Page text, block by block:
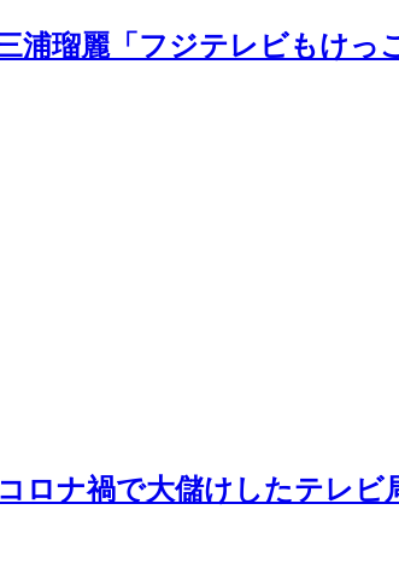
浦瑠麗「フジテレビもけっ
ロナ禍で大儲けしたテレビ